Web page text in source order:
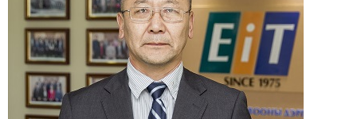
e
l
t
o
a
d